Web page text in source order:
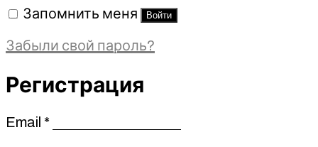
Запомнить меня Войти
Забыли свой пароль?
Регистрация
Email *Обязательно